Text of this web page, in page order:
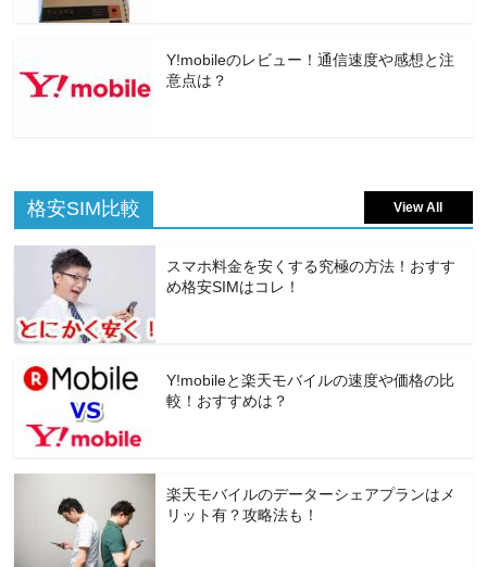
Y!mobileのレビュー！通信速度や感想と注
意点は？
格安SIM比較 View All
スマホ料金を安くする究極の方法！おすす
め格安SIMはコレ！
Y!mobileと楽天モバイルの速度や価格の比
較！おすすめは？
楽天モバイルのデーターシェアプランはメ
リット有？攻略法も！